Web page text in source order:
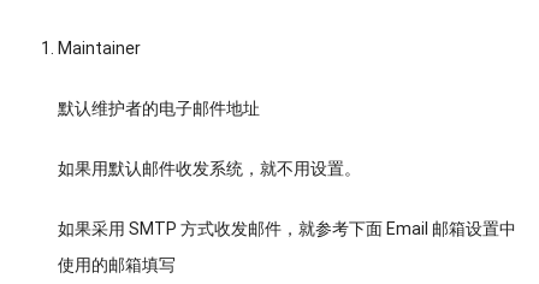
Maintainer
默认维护者的电子邮件地址
如果用默认邮件收发系统，就不用设置。
如果采用 SMTP 方式收发邮件，就参考下面 Email 邮箱设置中
使用的邮箱填写